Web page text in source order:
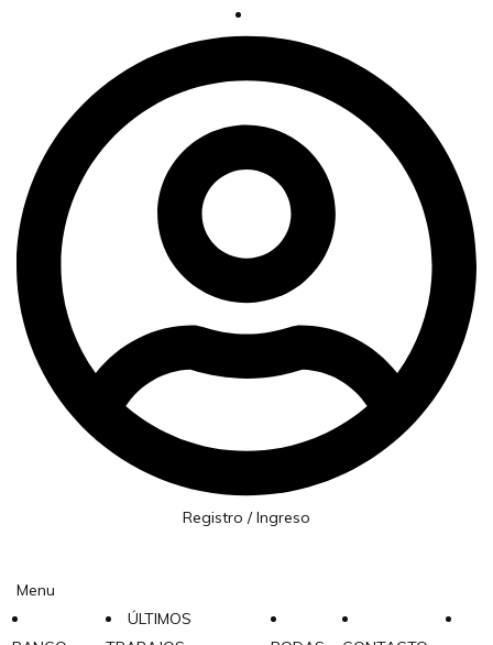
Registro / Ingreso
Menu
ÚLTIMOS